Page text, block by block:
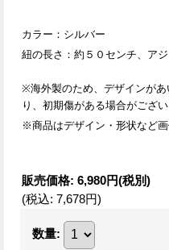
カラー：シルバー
紐の長さ：約５０センチ、ア
※海外製のため、デザインが
り、初期傷がある場合がござい
※商品はデザイン・形状など画
販売価格: 6,980円(税別)
(税込: 7,678円)
数量: